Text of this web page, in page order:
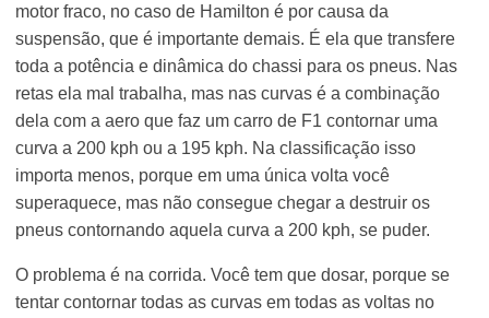
motor fraco, no caso de Hamilton é por causa da
suspensão, que é importante demais. É ela que transfere
toda a potência e dinâmica do chassi para os pneus. Nas
retas ela mal trabalha, mas nas curvas é a combinação
dela com a aero que faz um carro de F1 contornar uma
curva a 200 kph ou a 195 kph. Na classificação isso
importa menos, porque em uma única volta você
superaquece, mas não consegue chegar a destruir os
pneus contornando aquela curva a 200 kph, se puder.
O problema é na corrida. Você tem que dosar, porque se
tentar contornar todas as curvas em todas as voltas no